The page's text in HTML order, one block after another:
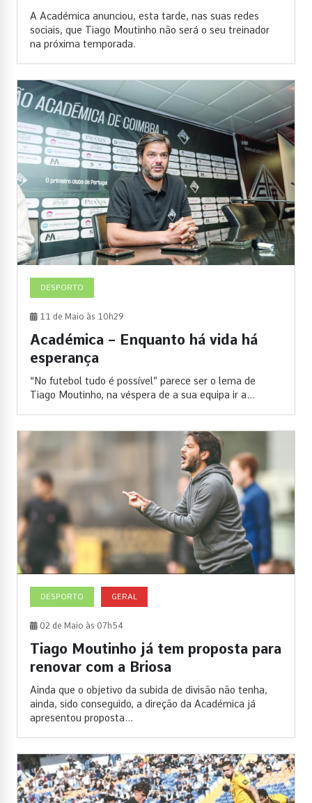
A Académica anunciou, esta tarde, nas suas redes
sociais, que Tiago Moutinho não será o seu treinador
na próxima temporada.
DESPORTO
11 de Maio às 10h29
Académica – Enquanto há vida há
esperança
“No futebol tudo é possível” parece ser o lema de
Tiago Moutinho, na véspera de a sua equipa ir a...
DESPORTO GERAL
02 de Maio às 07h54
Tiago Moutinho já tem proposta para
renovar com a Briosa
Ainda que o objetivo da subida de divisão não tenha,
ainda, sido conseguido, a direção da Académica já
apresentou proposta...